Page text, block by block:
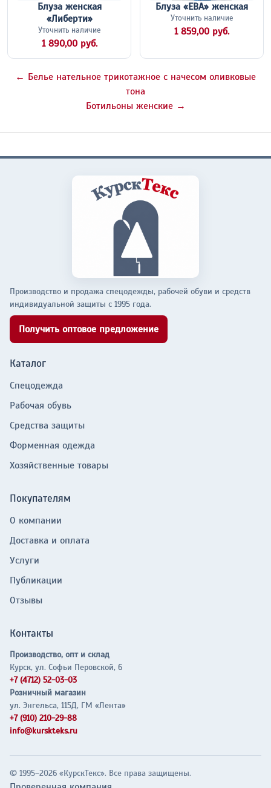
Блуза женская
«Либерти»
Уточнить наличие
1 890,00 руб.
Блуза «ЕВА» женская
Уточнить наличие
1 859,00 руб.
← Белье нательное трикотажное с начесом оливковые
тона
Ботильоны женские →
Производство и продажа спецодежды, рабочей обуви и средств
индивидуальной защиты с 1995 года.
Получить оптовое предложение
Каталог
Спецодежда
Рабочая обувь
Средства защиты
Форменная одежда
Хозяйственные товары
Покупателям
О компании
Доставка и оплата
Услуги
Публикации
Отзывы
Контакты
Производство, опт и склад
Курск, ул. Софьи Перовской, 6
+7 (4712) 52-03-03
Розничный магазин
ул. Энгельса, 115Д, ГМ «Лента»
+7 (910) 210-29-88
info@kurskteks.ru
© 1995–2026 «КурскТекс». Все права защищены.